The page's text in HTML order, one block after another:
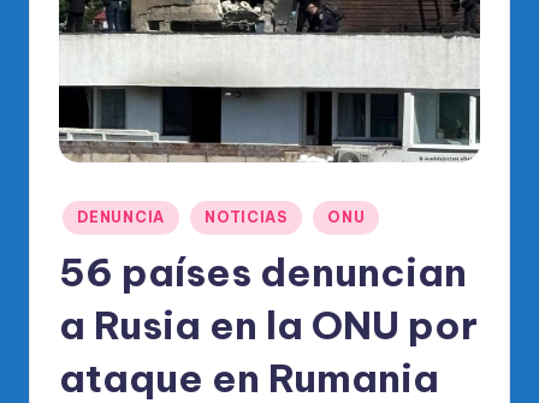
di
o
O
al
Publicado
en
DENUNCIA NOTICIAS ONU
56 países denuncian
a Rusia en la ONU por
ataque en Rumania